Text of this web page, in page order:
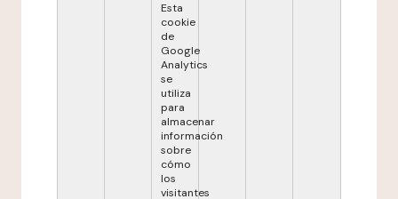
Esta
cookie
de
Google
Analytics
se
utiliza
para
almacenar
información
sobre
cómo
los
visitantes